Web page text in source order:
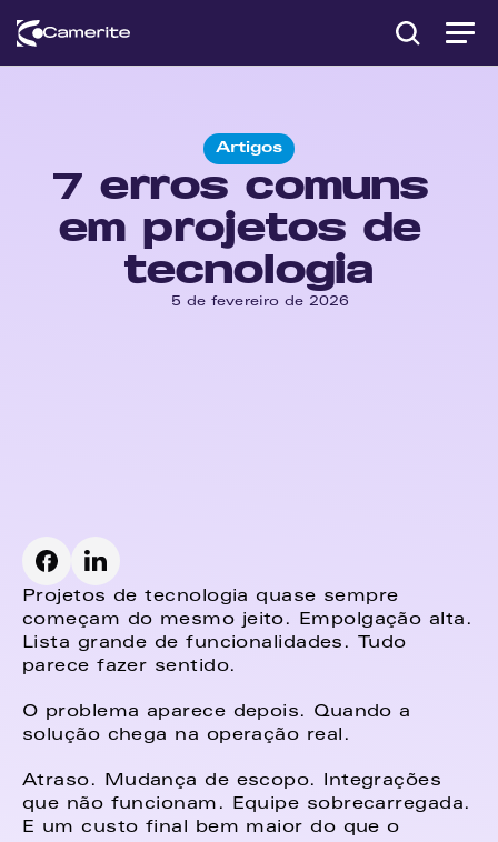
Artigos
7 erros comuns
em projetos de
tecnologia
5 de fevereiro de 2026
Projetos de tecnologia quase sempre
começam do mesmo jeito. Empolgação alta.
Lista grande de funcionalidades. Tudo
parece fazer sentido.
O problema aparece depois. Quando a
solução chega na operação real.
Atraso. Mudança de escopo. Integrações
que não funcionam. Equipe sobrecarregada.
E um custo final bem maior do que o